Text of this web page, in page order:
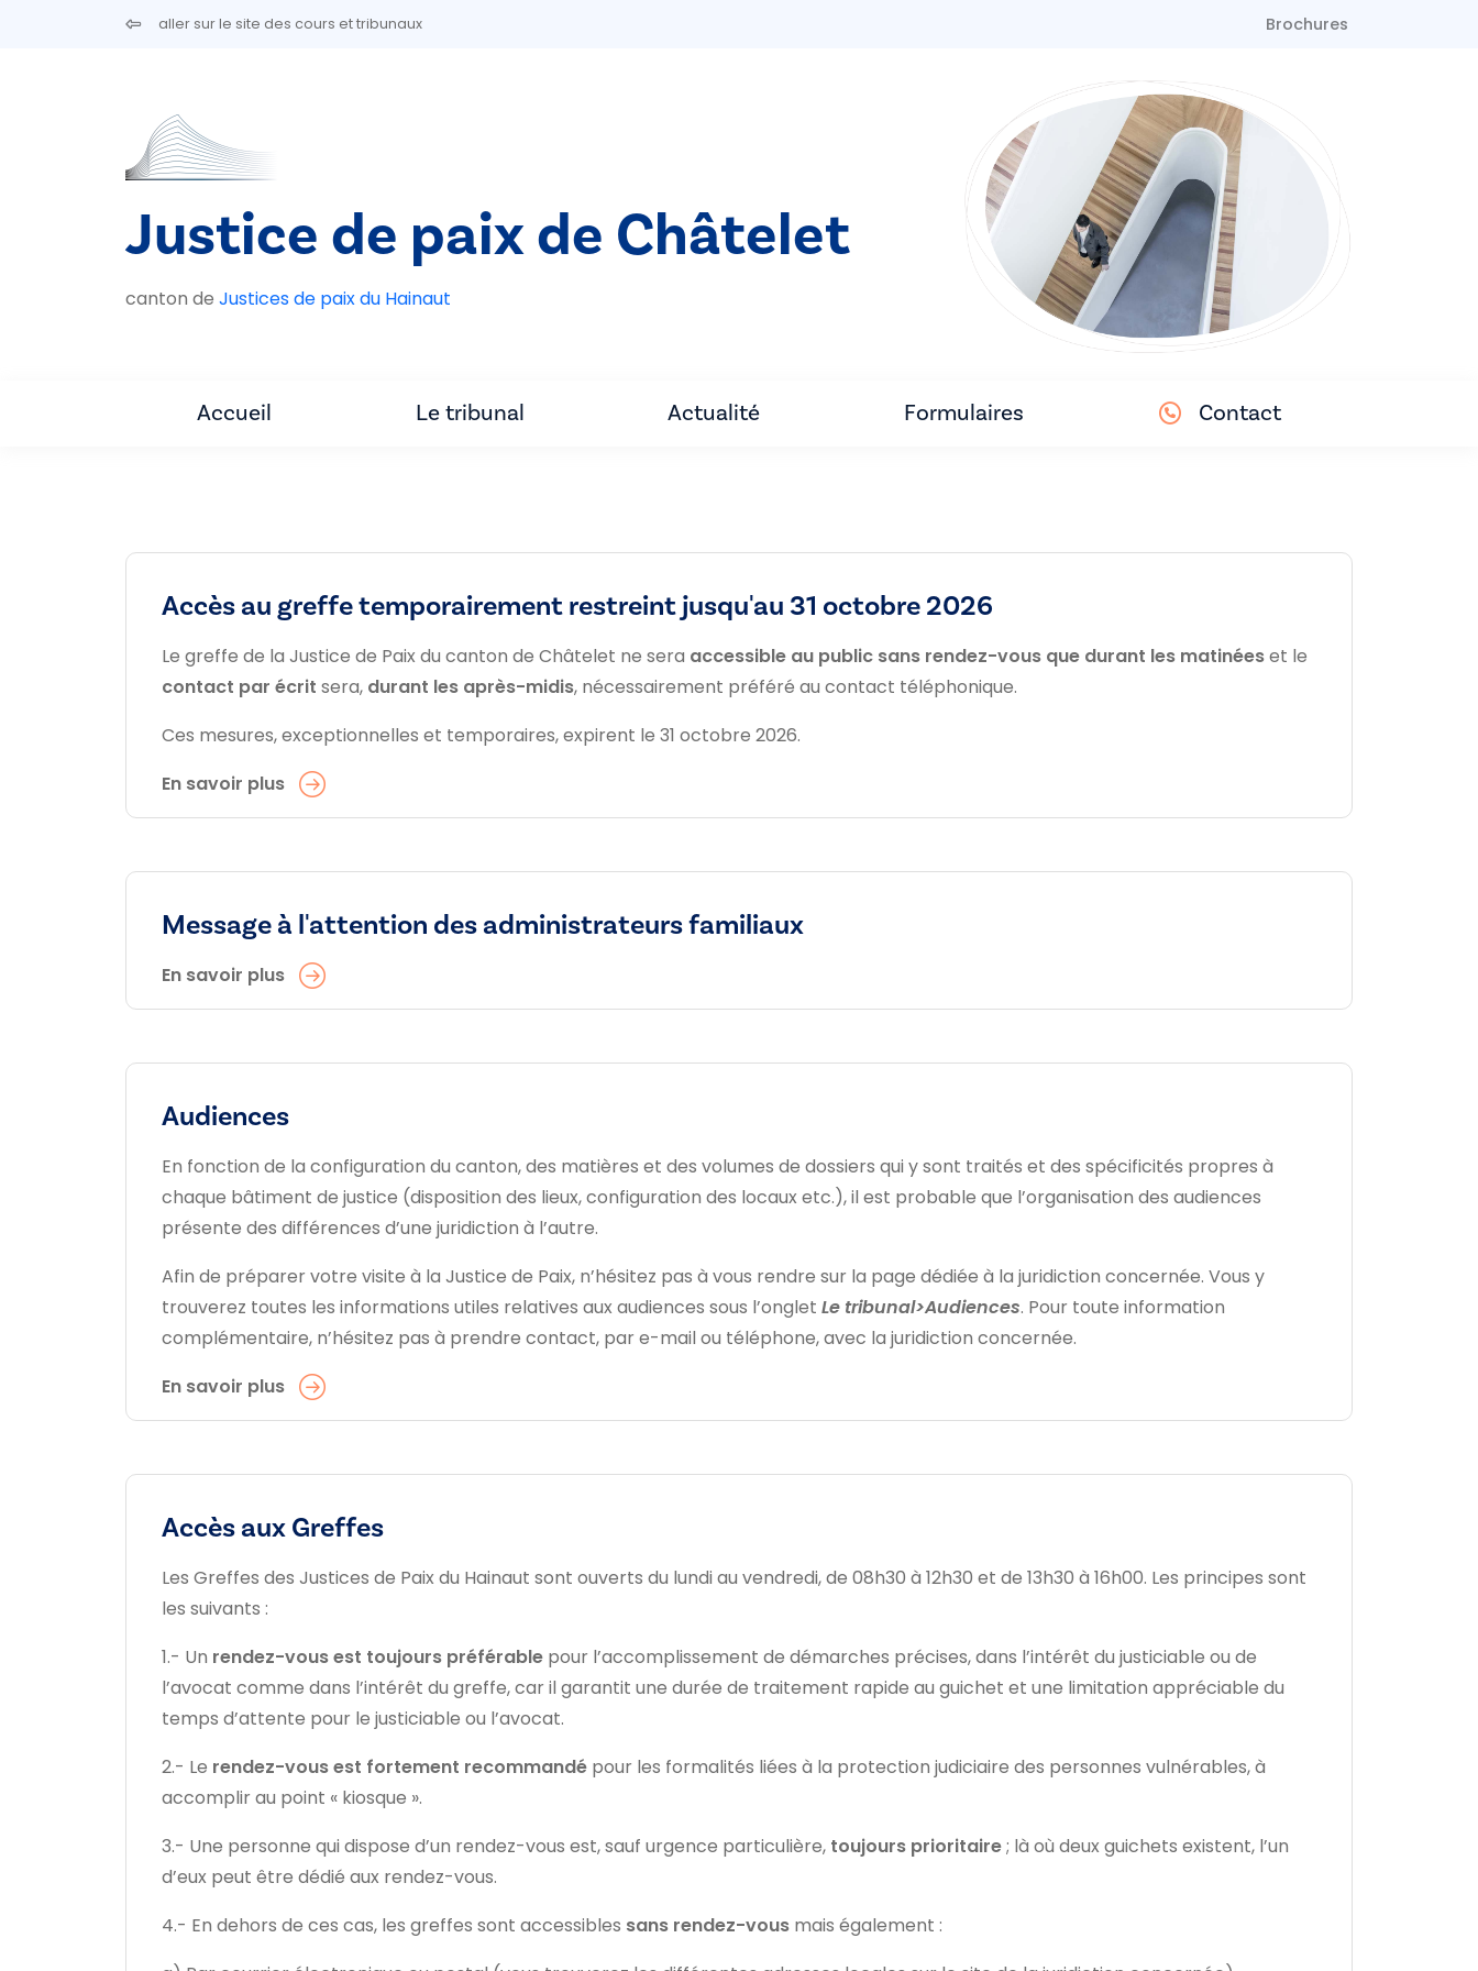
Aller au contenu principalaller sur le site des cours et tribunaux Brochures
Justice de paix de Châtelet
canton de Justices de paix du Hainaut
Accueil Le tribunal Actualité Formulaires Contact
Accès au greffe temporairement restreint jusqu'au 31 octobre 2026
Le greffe de la Justice de Paix du canton de Châtelet ne sera accessible au public sans rendez-vous que durant les matinéeset le
contact par écrit sera, durant les après-midis, nécessairement préféré au contact téléphonique.
Ces mesures, exceptionnelles et temporaires, expirent le 31 octobre 2026.
En savoir plus
Message à l'attention des administrateurs familiaux
En savoir plus
Audiences
En fonction de la configuration du canton, des matières et des volumes de dossiers qui y sont traités et des spécificités propres à
chaque bâtiment de justice (disposition des lieux, configuration des locaux etc.), il est probable que l’organisation des audiences
présente des différences d’une juridiction à l’autre.
Afin de préparer votre visite à la Justice de Paix, n’hésitez pas à vous rendre sur la page dédiée à la juridiction concernée. Vous y
trouverez toutes les informations utiles relatives aux audiences sous l’onglet Le tribunal>Audiences. Pour toute information
complémentaire, n’hésitez pas à prendre contact, par e-mail ou téléphone, avec la juridiction concernée.
En savoir plus
Accès aux Greffes
Les Greffes des Justices de Paix du Hainaut sont ouverts du lundi au vendredi, de 08h30 à 12h30 et de 13h30 à 16h00. Les principes sont
les suivants :
1.- Un rendez-vous est toujours préférable pour l’accomplissement de démarches précises, dans l’intérêt du justiciable ou de
l’avocat comme dans l’intérêt du greffe, car il garantit une durée de traitement rapide au guichet et une limitation appréciable du
temps d’attente pour le justiciable ou l’avocat.
2.- Le rendez-vous est fortement recommandé pour les formalités liées à la protection judiciaire des personnes vulnérables, à
accomplir au point « kiosque ».
3.- Une personne qui dispose d’un rendez-vous est, sauf urgence particulière, toujours prioritaire; là où deux guichets existent, l’un
d’eux peut être dédié aux rendez-vous.
4.- En dehors de ces cas, les greffes sont accessibles sans rendez-vous mais également :